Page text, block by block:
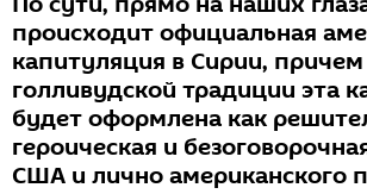
происходит официальная
капитуляция в Сирии,
голливудской традиции эта
будет оформлена как
героическая и
США и лично американского